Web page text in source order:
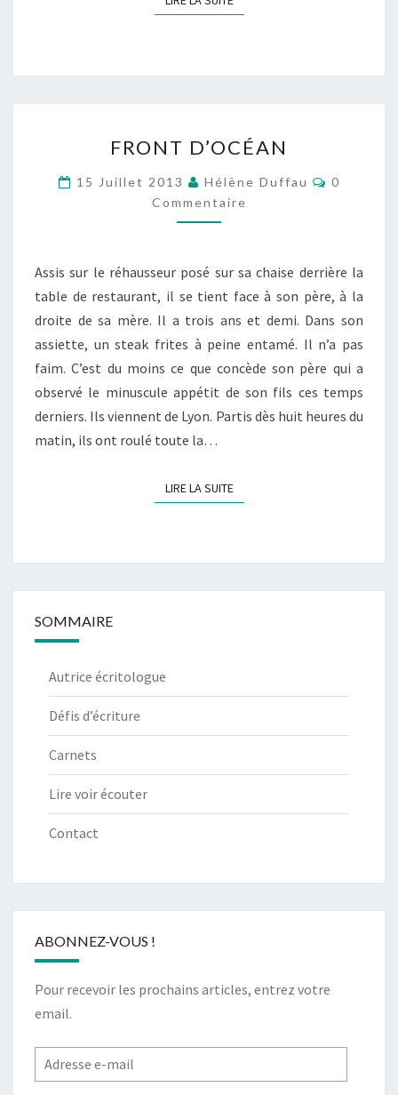
D’OCÉAN
FRONT D’OCÉAN
15 Juillet 2013 Hélène Duffau
0
Commentaire
Assis sur le réhausseur posé sur sa chaise derrière la
table de restaurant, il se tient face à son père, à la
droite de sa mère. Il a trois ans et demi. Dans son
assiette, un steak frites à peine entamé. Il n’a pas
faim. C’est du moins ce que concède son père qui a
observé le minuscule appétit de son fils ces temps
derniers. Ils viennent de Lyon. Partis dès huit heures du
matin, ils ont roulé toute la…
LIRE LA SUITELIRE LA SUITE
SOMMAIRE
Autrice écritologue
Défis d’écriture
Carnets
Lire voir écouter
Contact
ABONNEZ-VOUS !
Pour recevoir les prochains articles, entrez votre
email.
Adresse
e-